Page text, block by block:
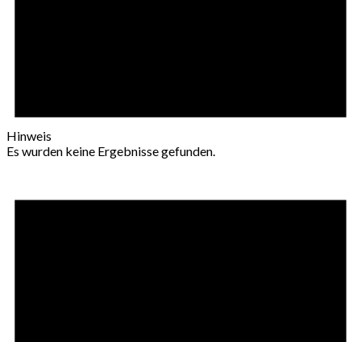
Hinweis
Es wurden keine Ergebnisse gefunden.